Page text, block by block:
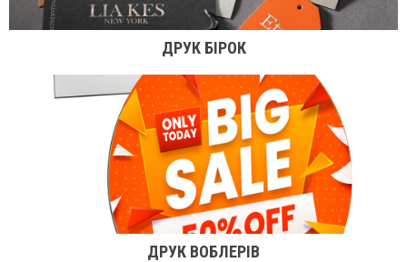
ДРУК БІРОК
ДРУК ВОБЛЕРІВ